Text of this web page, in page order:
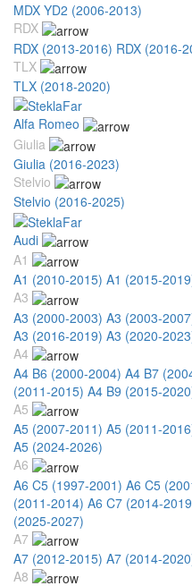
MDX YD2 (2006-2013)
RDX
RDX (2013-2016) RDX (2016-
TLX
TLX (2018-2020)
Alfa Romeo
Giulia
Giulia (2016-2023)
Stelvio
Stelvio (2016-2025)
Audi
A1
A1 (2010-2015) A1 (2015-
A3
A3 (2000-2003) A3 (2003-
A3 (2016-2019) A3 (2020-
A4
A4 B6 (2000-2004) A4 B7
(2011-2015) A4 B9 (2015-
A5
A5 (2007-2011) A5 (2011-
A5 (2024-2026)
A6
A6 C5 (1997-2001) A6 C5
(2011-2014) A6 C7 (2014-
(2025-2027)
A7
A7 (2012-2015) A7 (2014-
A8